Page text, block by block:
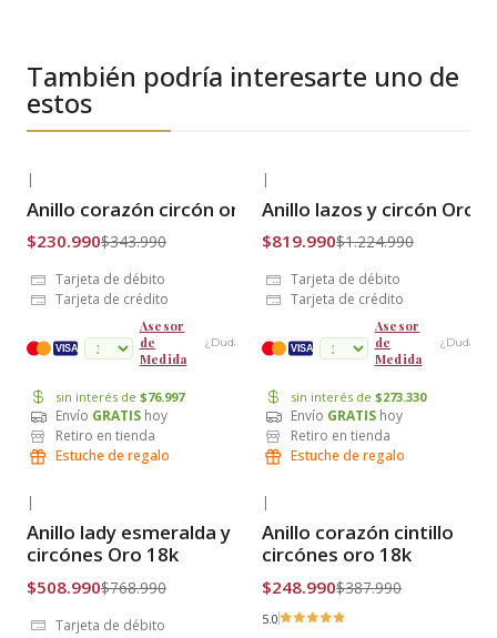
También podría interesarte uno de
estos
Envío Gratis
|
Anillo corazón circón oro 18k
$230.990$343.990
Tarjeta de débito
Tarjeta de crédito
VISA
Asesor
de
Medida
¿Dudas? cuotas
sin interés de $76.997
Envío GRATIS hoy
Retiro en tienda
Estuche de regalo
Envío Gratis
|
Anillo lazos y circón Oro
$819.990$1.224.990
Tarjeta de débito
Tarjeta de crédito
VISA
Asesor
de
Medida
¿Dudas?
sin interés de $273.330
Envío GRATIS hoy
Retiro en tienda
Estuche de regalo
Envío Gratis
|
Anillo lady esmeralda y
circónes Oro 18k
$508.990$768.990
Tarjeta de débito
Envío Gratis
|
Anillo corazón cintillo
circónes oro 18k
$248.990$387.990
5.0